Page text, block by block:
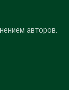
авторов.